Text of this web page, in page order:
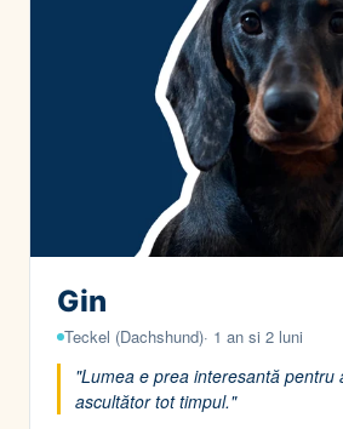
Gin
Teckel (Dachshund)· 1 an si 2 luni
"Lumea e prea interesantă pentru
ascultător tot timpul."